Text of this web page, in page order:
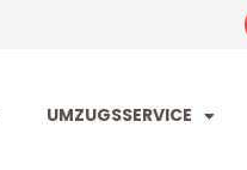
UMZUGSSERVICE